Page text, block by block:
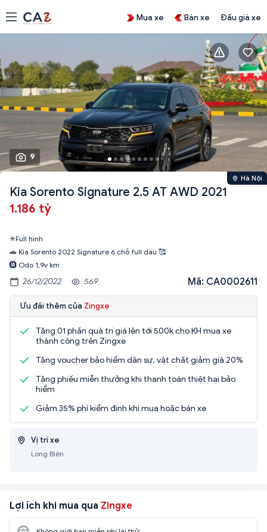
Mua xe Bán xe Đấu giá xe
9
Hà Nội
Kia Sorento Signature 2.5 AT AWD 2021
1.186 tỷ
✳Full hình
🚗 Kia Sorento 2022 Signature 6 chỗ full dầu 🥰
🛞 Odo 1,9v km
26/12/2022 569 Mã: CA0002611
Ưu đãi thêm của Zingxe
Tặng 01 phần quà trị giá lên tới 500k cho KH mua xe
thành công trên Zingxe
Tặng voucher bảo hiểm dân sự, vật chất giảm giá 20%
Tặng phiếu miễn thưởng khi thanh toán thiệt hại bảo
hiểm
Giảm 35% phí kiểm định khi mua hoặc bán xe
Vị trí xe
Long Biên
Lợi ích khi mua qua Zingxe